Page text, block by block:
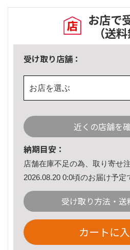
お店で
（送
受け取り店舗：
お店を選ぶ
近くの店舗を
納期目安：
店舗在庫不足の為、取り寄せ
2026.08.20 0:0頃のお届け予定
受け取り方法・送
カートに